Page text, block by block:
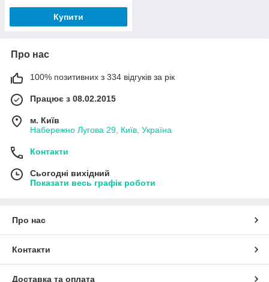
Купити
Про нас
100% позитивних з 334 відгуків за рік
Працює з 08.02.2015
м. Київ
Набережно Лугова 29, Київ, Україна
Контакти
Сьогодні вихідний
Показати весь графік роботи
Про нас
Контакти
Доставка та оплата